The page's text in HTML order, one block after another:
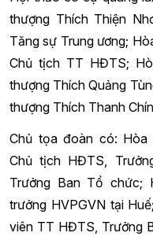
thượng Thích Thiện
Tăng sự Trung ương;
Chủ tịch TT HĐTS;
thượng Thích Quảng
thượng Thích Thanh
Chủ tọa đoàn có: Hòa
Chủ tịch HĐTS,
Trưởng Ban Tổ chức;
trưởng HVPGVN tại
viên TT HĐTS, Trưởng